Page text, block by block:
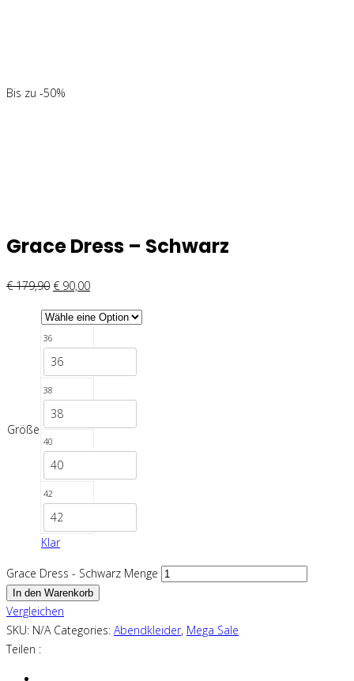
Bis zu -50%
Grace Dress – Schwarz
€179,90 € 90,00
Größe
36
36
38
38
40
40
42
42
Klar
Grace Dress - Schwarz Menge
In den Warenkorb
Vergleichen
SKU: N/A Categories: Abendkleider, Mega Sale
Teilen :